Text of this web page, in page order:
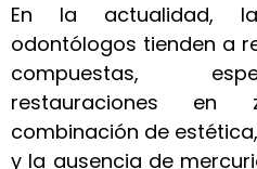
En la actualidad,
odontólogos tienden a
compuestas,
restauraciones en
combinación de
y la ausencia de